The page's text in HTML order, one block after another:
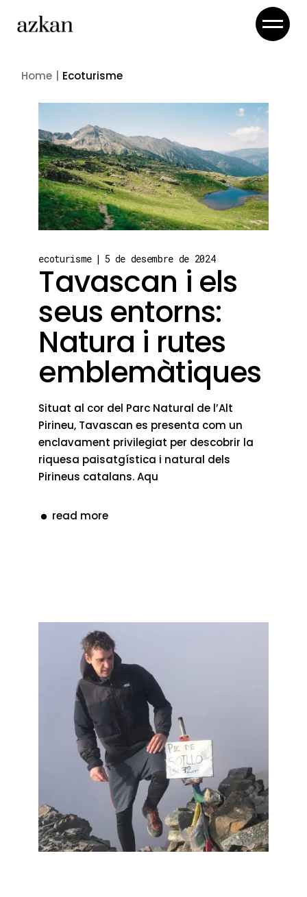
content
Home Ecoturisme
ecoturisme 5 de desembre de 2024
Tavascan i els
seus entorns:
Natura i rutes
emblemàtiques
Situat al cor del Parc Natural de l’Alt
Pirineu, Tavascan es presenta com un
enclavament privilegiat per descobrir la
riquesa paisatgística i natural dels
Pirineus catalans. Aqu
read more